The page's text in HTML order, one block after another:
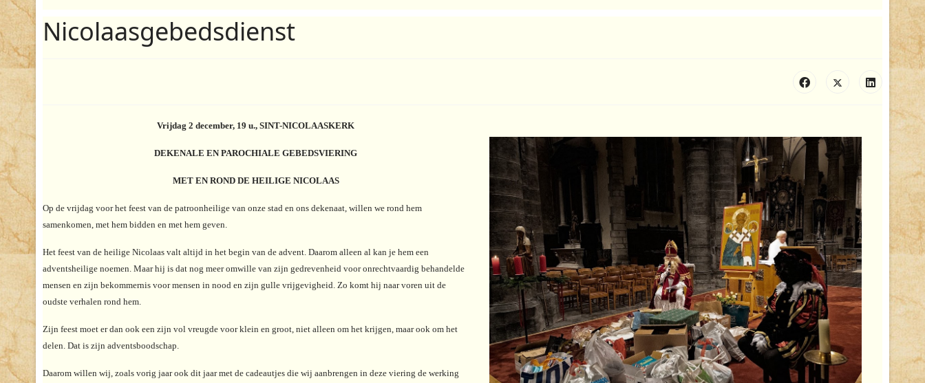
Nicolaasgebedsdienst
Vrijdag 2 december, 19 u., SINT-NICOLAASKERK
DEKENALE EN PAROCHIALE GEBEDSVIERING
MET EN ROND DE HEILIGE NICOLAAS
Op de vrijdag voor het feest van de patroonheilige van onze stad en ons dekenaat, willen we rond hem
samenkomen, met hem bidden en met hem geven.
Het feest van de heilige Nicolaas valt altijd in het begin van de advent. Daarom alleen al kan je hem een
adventsheilige noemen. Maar hij is dat nog meer omwille van zijn gedrevenheid voor onrechtvaardig behandelde
mensen en zijn bekommernis voor mensen in nood en zijn gulle vrijgevigheid. Zo komt hij naar voren uit de
oudste verhalen rond hem.
Zijn feest moet er dan ook een zijn vol vreugde voor klein en groot, niet alleen om het krijgen, maar ook om het
delen. Dat is zijn adventsboodschap.
Daarom willen wij, zoals vorig jaar ook dit jaar met de cadeautjes die wij aanbrengen in deze viering de werking